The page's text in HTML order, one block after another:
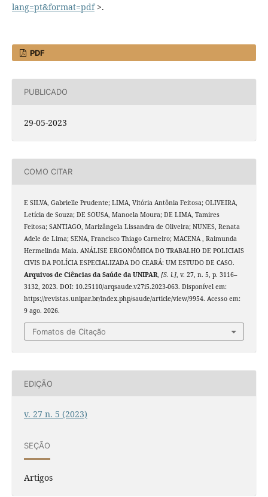
lang=pt&format=pdf>.
PDF
PUBLICADO
29-05-2023
COMO CITAR
E SILVA, Gabrielle Prudente; LIMA, Vitória Antônia Feitosa; OLIVEIRA,
Letícia de Souza; DE SOUSA, Manoela Moura; DE LIMA, Tamires
Feitosa; SANTIAGO, Marizângela Lissandra de Oliveira; NUNES, Renata
Adele de Lima; SENA, Francisco Thiago Carneiro; MACENA , Raimunda
Hermelinda Maia. ANÁLISE ERGONÔMICA DO TRABALHO DE POLICIAIS
CIVIS DA POLÍCIA ESPECIALIZADA DO CEARÁ: UM ESTUDO DE CASO.
Arquivos de Ciências da Saúde da UNIPAR, [S. l.], v. 27, n. 5, p. 3116–
3132, 2023. DOI: 10.25110/arqsaude.v27i5.2023-063. Disponível em:
https://revistas.unipar.br/index.php/saude/article/view/9954. Acesso em:
9 ago. 2026.
Fomatos de Citação
EDIÇÃO
v. 27 n. 5 (2023)
SEÇÃO
Artigos